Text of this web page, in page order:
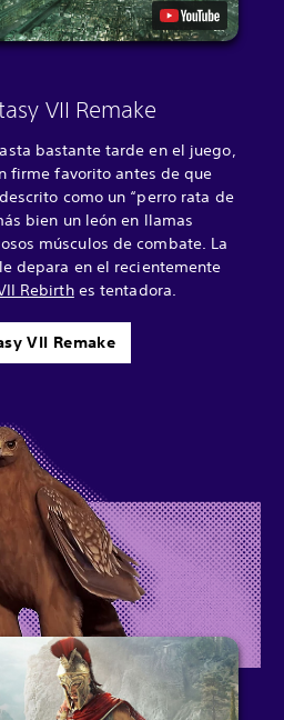
VII Remake
bastante tarde en el juego,
firme favorito antes de que
como un “perro rata de
bien un león en llamas
músculos de combate. La
depara en el recientemente
Rebirthes tentadora.
VII Remake